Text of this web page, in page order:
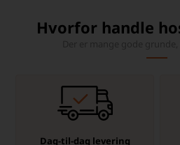
Hvorfor handle
Dag-til-dag levering